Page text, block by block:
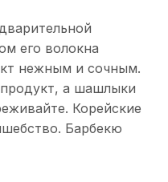
его волокна
нежным и сочным.
а шашлыки
Корейские
Барбекю